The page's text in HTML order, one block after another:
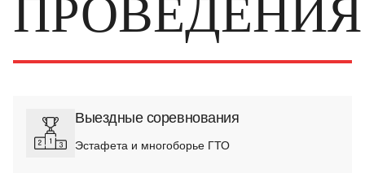
ПРОВЕДЕНИЯ
Выездные соревнования
Эстафета и многоборье ГТО